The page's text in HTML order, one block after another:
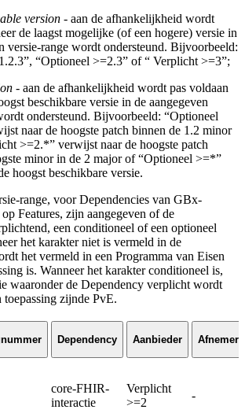
version - aan de afhankelijkheid wordt
de laagst mogelijke (of een hogere) versie in
versie-range wordt ondersteund. Bijvoorbeeld:
“Optioneel >=2.3” of “ Verplicht >=3”;
- aan de afhankelijkheid wordt pas voldaan
beschikbare versie in de aangegeven
ondersteund. Bijvoorbeeld: “Optioneel
naar de hoogste patch binnen de 1.2 minor
>=2.*” verwijst naar de hoogste patch
minor in de 2 major of “Optioneel >=*”
hoogst beschikbare versie.
range, voor Dependencies van GBx-
Features, zijn aangegeven of de
een conditioneel of een optioneel
het karakter niet is vermeld in de
het vermeld in een Programma van Eisen
is. Wanneer het karakter conditioneel is,
waaronder de Dependency verplicht wordt
zijnde PvE.
Dependency Aanbieder Afnemer
core-FHIR-
interactie
Verplicht
>=2
-